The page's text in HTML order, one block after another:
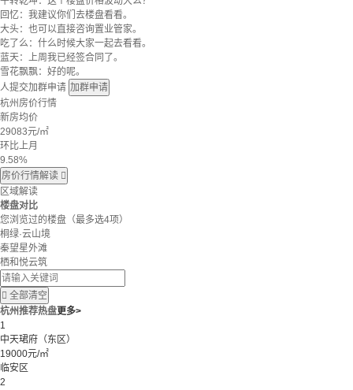
回忆：我建议你们去楼盘看看。
大头：也可以直接咨询置业管家。
吃了么：什么时候大家一起去看看。
蓝天：上周我已经签合同了。
雪花飘飘：好的呢。
人提交加群申请 加群申请
杭州房价行情
新房均价
29083元/㎡
环比上月
9.58%
房价行情解读 
区域解读
楼盘对比
您浏览过的楼盘 （最多选4项）
桐绿·云山境
秦望星外滩
栖和悦云筑
 全部清空
杭州推荐热盘更多>
1
中天珺府（东区）
19000元/㎡
临安区
2